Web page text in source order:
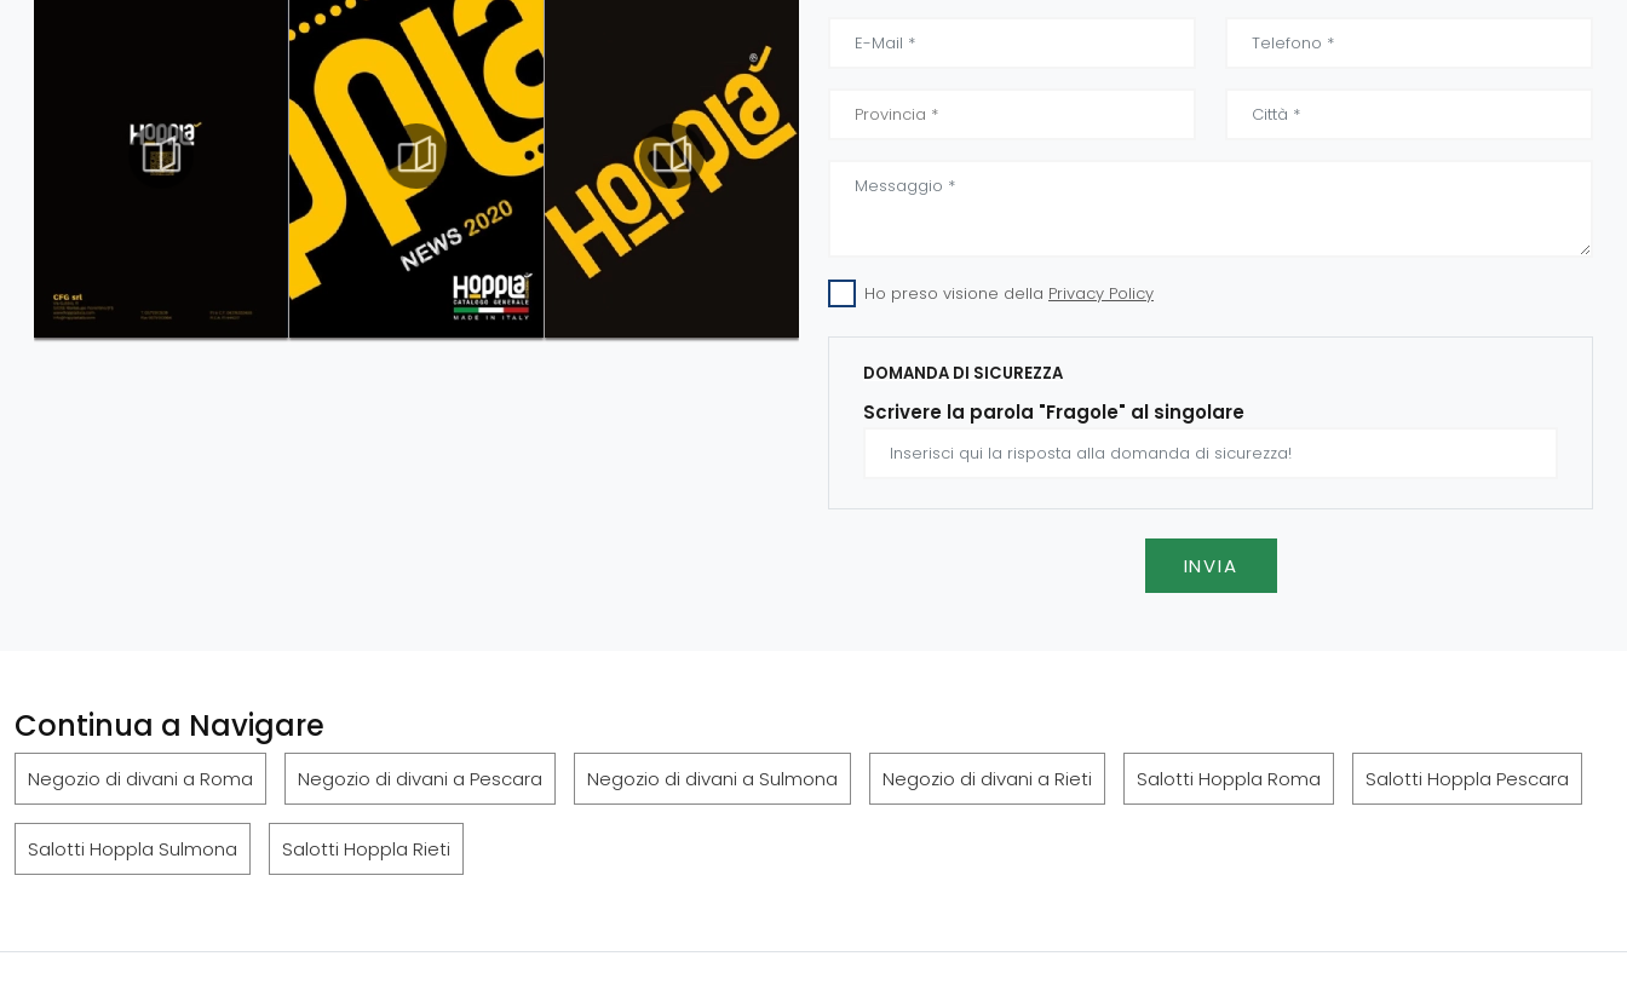
Ho preso visione della Privacy Policy
DOMANDA DI SICUREZZA
Scrivere la parola "Fragole" al singolare
INVIA
Continua a Navigare
Negozio di divani a Roma Negozio di divani a Pescara Negozio di divani a Sulmona Negozio di divani a Rieti Salotti Hoppla Roma Salotti Hoppla Pescara
Salotti Hoppla Sulmona Salotti Hoppla Rieti